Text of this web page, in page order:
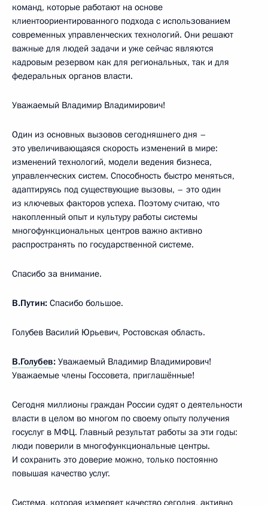
команд, которые работают на основе
клиентоориентированного подхода с использованием
современных управленческих технологий. Они решают
важные для людей задачи и уже сейчас являются
кадровым резервом как для региональных, так и для
федеральных органов власти.
Уважаемый Владимир Владимирович!
Один из основных вызовов сегодняшнего дня –
это увеличивающаяся скорость изменений в мире:
изменений технологий, модели ведения бизнеса,
управленческих систем. Способность быстро меняться,
адаптируясь под существующие вызовы, – это один
из ключевых факторов успеха. Поэтому считаю, что
накопленный опыт и культуру работы системы
многофункциональных центров важно активно
распространять по государственной системе.
Спасибо за внимание.
В.Путин: Спасибо большое.
Голубев Василий Юрьевич, Ростовская область.
В.Голубев: Уважаемый Владимир Владимирович!
Уважаемые члены Госсовета, приглашённые!
Сегодня миллионы граждан России судят о деятельности
власти в целом во многом по своему опыту получения
госуслуг в МФЦ. Главный результат работы за эти годы:
люди поверили в многофункциональные центры.
И сохранить это доверие можно, только постоянно
повышая качество услуг.
Система, которая измеряет качество сегодня, активно